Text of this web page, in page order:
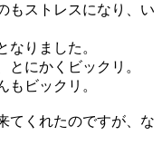
もストレスになり、い
りました。
にかくビックリ。
もビックリ。
てくれたのですが、な